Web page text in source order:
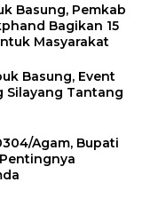
Basung, Pemkab
Bagikan 15
Masyarakat
Basung, Event
Silayang Tantang
Agam, Bupati